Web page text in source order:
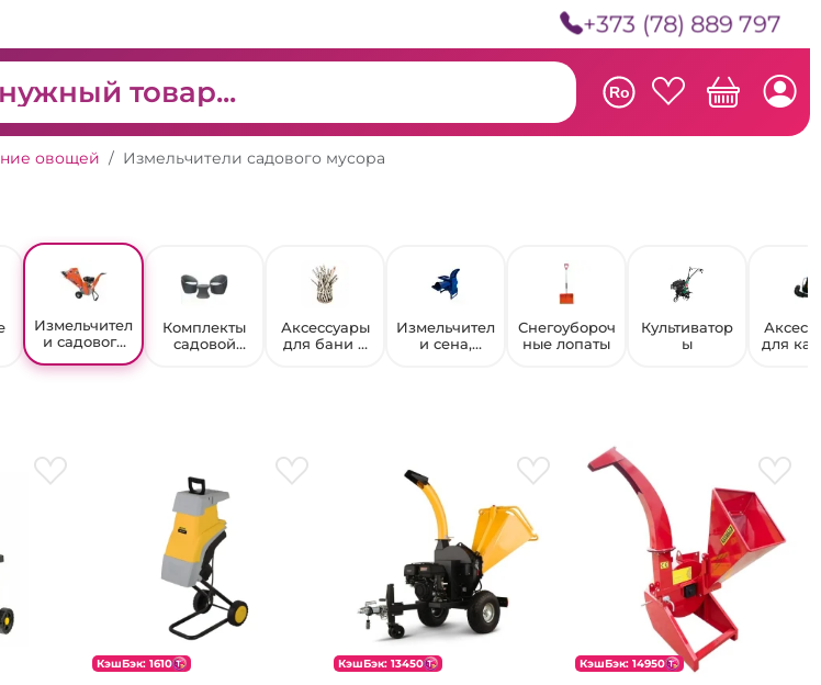
+373 (78) 889 797
Ro
овощей Измельчители садового мусора
Измельчител
и садового
Комплекты
садовой
Аксессуары
для бани и
Измельчител
и сена,
Снегоубороч
ные лопаты
Культиватор
ы
для
КэшБэк: 1610 КэшБэк: 13450 КэшБэк: 14950